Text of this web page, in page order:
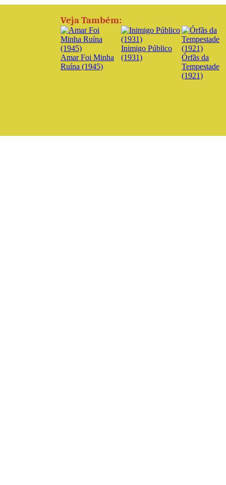
Veja Também:
Amar Foi Minha
Ruína (1945)
Inimigo Público
(1931)
Órfãs da
Tempestade
(1921)